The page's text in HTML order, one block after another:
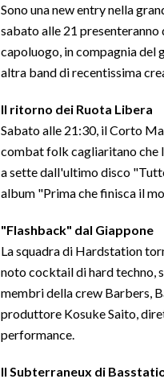
Sono una new entry nella
sabato alle 21
capoluogo, in compagnia del
altra band di recentissima
Il ritorno dei Ruota Libera
Sabato alle 21:30, il Corto
combat folk cagliaritano che
a sette dall'ultimo disco
album "Prima che finisca il
"Flashback" dal Giappone
La squadra di Hardstation
noto cocktail di hard techno,
membri della crew Barbers,
produttore Kosuke Saito,
performance.
Il Subterraneux di